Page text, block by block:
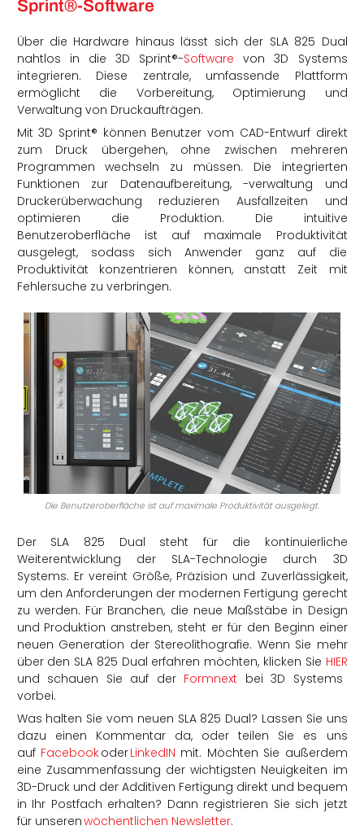
Sprint®-Software
Über die Hardware hinaus lässt sich der SLA 825 Dual
nahtlos in die 3D Sprint®-Software von 3D Systems
integrieren. Diese zentrale, umfassende Plattform
ermöglicht die Vorbereitung, Optimierung und
Verwaltung von Druckaufträgen.
Mit 3D Sprint® können Benutzer vom CAD-Entwurf direkt
zum Druck übergehen, ohne zwischen mehreren
Programmen wechseln zu müssen. Die integrierten
Funktionen zur Datenaufbereitung, -verwaltung und
Druckerüberwachung reduzieren Ausfallzeiten und
optimieren die Produktion. Die intuitive
Benutzeroberfläche ist auf maximale Produktivität
ausgelegt, sodass sich Anwender ganz auf die
Produktivität konzentrieren können, anstatt Zeit mit
Fehlersuche zu verbringen.
Die Benutzeroberfläche ist auf maximale Produktivität ausgelegt.
Der SLA 825 Dual steht für die kontinuierliche
Weiterentwicklung der SLA-Technologie durch 3D
Systems. Er vereint Größe, Präzision und Zuverlässigkeit,
um den Anforderungen der modernen Fertigung gerecht
zu werden. Für Branchen, die neue Maßstäbe in Design
und Produktion anstreben, steht er für den Beginn einer
neuen Generation der Stereolithografie. Wenn Sie mehr
über den SLA 825 Dual erfahren möchten, klicken Sie HIER
und schauen Sie auf der Formnext bei 3D Systems
vorbei.
Was halten Sie vom neuen SLA 825 Dual? Lassen Sie uns
dazu einen Kommentar da, oder teilen Sie es uns
auf FacebookoderLinkedIN mit. Möchten Sie außerdem
eine Zusammenfassung der wichtigsten Neuigkeiten im
3D-Druck und der Additiven Fertigung direkt und bequem
in Ihr Postfach erhalten? Dann registrieren Sie sich jetzt
für unserenwöchentlichen Newsletter.